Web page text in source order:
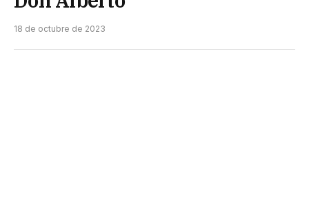
18 de octubre de 2023